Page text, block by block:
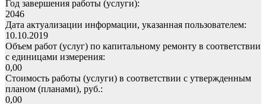
Год завершения работы (услуги):
2046
Дата актуализации информации, указанная пользователем:
10.10.2019
Объем работ (услуг) по капитальному ремонту в соответствии
с единицами измерения:
0,00
Стоимость работы (услуги) в соответствии с утвержденным
планом (планами), руб.:
0,00